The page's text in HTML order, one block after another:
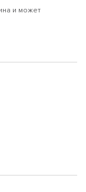
и может